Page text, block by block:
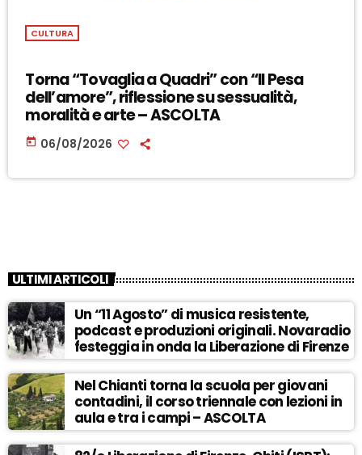
CULTURA
Torna “Tovaglia a Quadri” con “Il Pesa
dell’amore”, riflessione su sessualità,
moralità e arte – ASCOLTA
today 06/08/2026
ULTIMI ARTICOLI
Un “11 Agosto” di musica resistente,
podcast e produzioni originali. Novaradio
festeggia in onda la Liberazione di Firenze
Nel Chianti torna la scuola per giovani
contadini, il corso triennale con lezioni in
aula e tra i campi – ASCOLTA